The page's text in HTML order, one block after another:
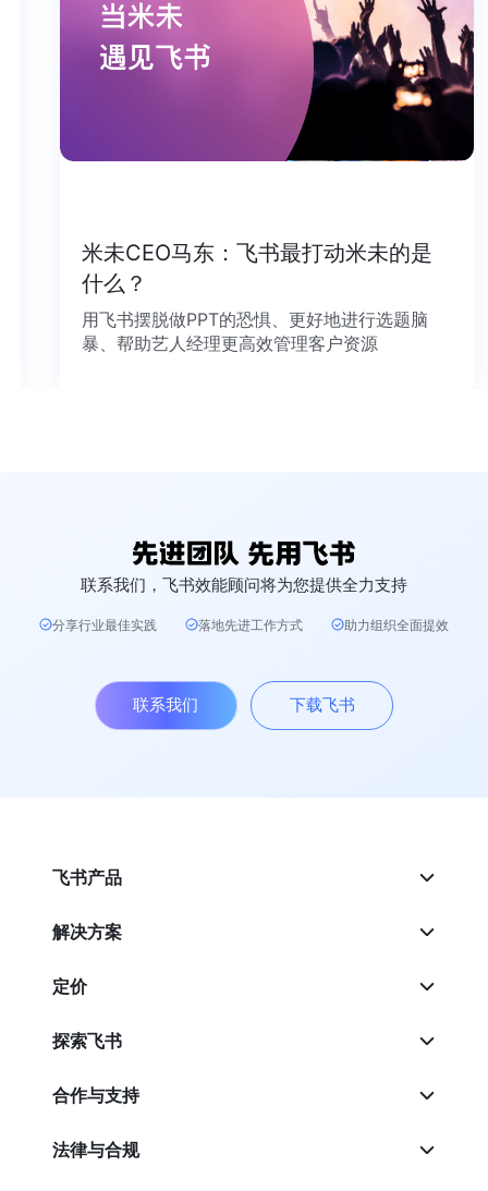
米未CEO马东：飞书最打动米未的是
什么？
用飞书摆脱做PPT的恐惧、更好地进行选题脑
暴、帮助艺人经理更高效管理客户资源
联系我们，飞书效能顾问将为您提供全力支持
分享行业最佳实践 落地先进工作方式 助力组织全面提效
联系我们 下载飞书
飞书产品
解决方案
定价
探索飞书
合作与支持
法律与合规